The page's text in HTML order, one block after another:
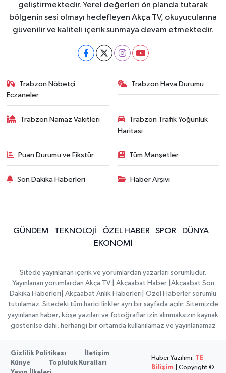
geliştirmektedir. Yerel değerleri ön planda tutarak
bölgenin sesi olmayı hedefleyen Akça TV, okuyucularına
güvenilir ve kaliteli içerik sunmaya devam etmektedir.
Trabzon Nöbetçi
Eczaneler
Trabzon Hava Durumu
Trabzon Namaz Vakitleri
Trabzon Trafik Yoğunluk
Haritası
Puan Durumu ve Fikstür Tüm Manşetler
Son Dakika Haberleri Haber Arşivi
GÜNDEM TEKNOLOJİ ÖZEL HABER SPOR
DÜNYA
EKONOMİ
Sitede yayınlanan içerik ve yorumlardan yazarları sorumludur.
Yayınlanan yorumlardan Akça TV | Akçaabat Haber |Akçaabat Son
Dakika Haberleri| Akçaabat Anlık Haberleri| Özel Haberler sorumlu
tutulamaz. Sitedeki tüm harici linkler ayrı bir sayfada açılır. Sitemizde
yayınlanan haber, köşe yazıları ve fotoğraflar izin alınmaksızın kaynak
gösterilse dahi, herhangi bir ortamda kullanılamaz ve yayınlanamaz
Gizlilik Politikası
İletişim
Künye
Topluluk Kuralları
Haber Yazılımı: TE
Bilişim | Copyright ©